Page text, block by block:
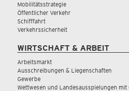
Mobilitätsstrategie
Öffentlicher Verkehr
Schifffahrt
Verkehrssicherheit
WIRTSCHAFT & ARBEIT
Arbeitsmarkt
Ausschreibungen & Liegenschaften
Gewerbe
Wettwesen und Landesausspielungen